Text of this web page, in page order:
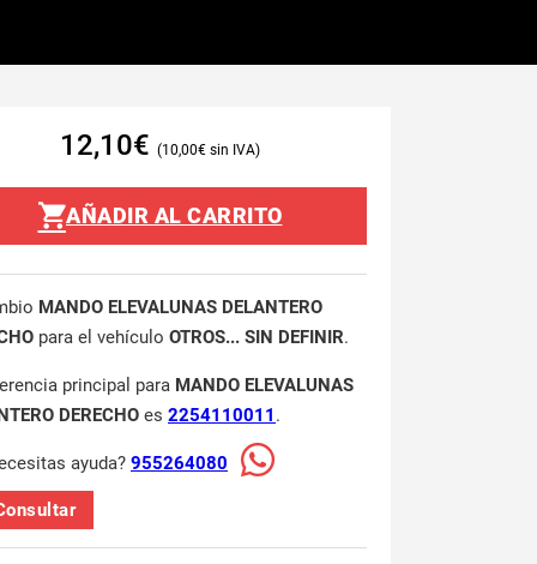
12,10€ 10,00€
AÑADIR AL CARRITO
MANDO ELEVALUNAS DELANTERO
para el vehículo OTROS... SIN DEFINIR.
principal para MANDO ELEVALUNAS
DERECHO es 2254110011 .
ayuda? 955264080